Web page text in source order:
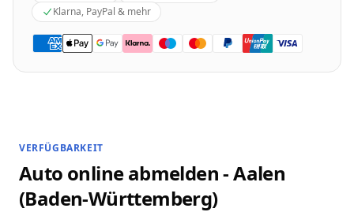
Klarna, PayPal & mehr
VERFÜGBARKEIT
Auto online abmelden - Aalen
(Baden-Württemberg)